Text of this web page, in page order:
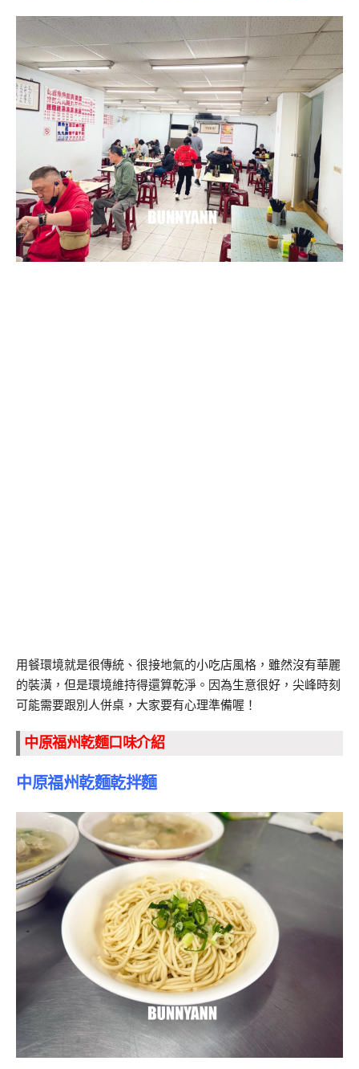
用餐環境就是很傳統、很接地氣的小吃店風格，雖然沒有華麗
的裝潢，但是環境維持得還算乾淨。因為生意很好，尖峰時刻
可能需要跟別人併桌，大家要有心理準備喔！
中原福州乾麵口味介紹
中原福州乾麵乾拌麵